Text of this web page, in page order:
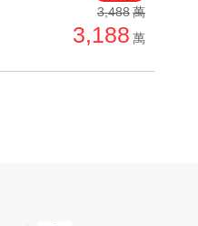
刷新時間舊 → 新
月熱門度高 → 低
3,488萬
3,188 萬